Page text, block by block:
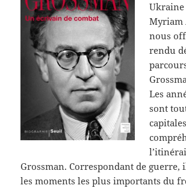
Ukraine
Myriam
nous
rendu
Les
sont
Grossman. Correspondant de guerre,
les moments les plus importants du